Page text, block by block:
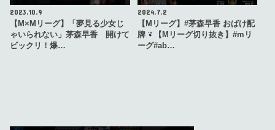
2023.10.9
【M×Mリーグ】「夢見る少女じ
ゃいられない」茅森早香 開けて
ビックリ！爆…
2024.7.2
【Mリーグ】#茅森早香 おばけ配
牌
【Mリーグ切り抜き】#mリ
ーグ#ab…